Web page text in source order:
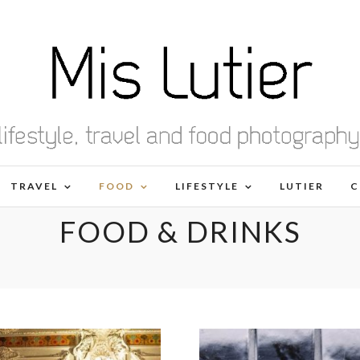
TRAVEL FOOD LIFESTYLE LUTIER
FOOD & DRINKS